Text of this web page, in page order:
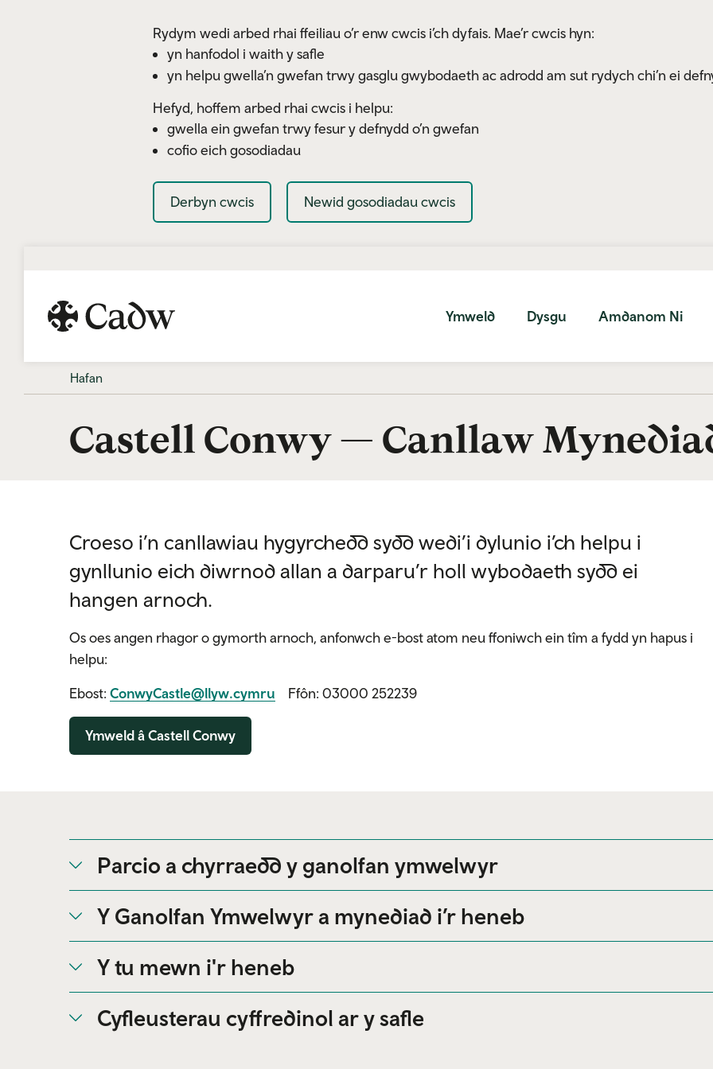
Rydym wedi arbed rhai ffeiliau o’r enw cwcis i’ch dyfais. Mae’r cwcis hyn:
yn hanfodol i waith y safle
yn helpu gwella’n gwefan trwy gasglu gwybodaeth ac adrodd am sut rydych chi’n ei
Hefyd, hoffem arbed rhai cwcis i helpu:
gwella ein gwefan trwy fesur y defnydd o’n gwefan
cofio eich gosodiadau
Derbyn cwcis Newid gosodiadau cwcis
Ymweld Dysgu Amdanom Ni
Hafan
Castell Conwy — Canllaw
Croeso i’n canllawiau hygyrchedd sydd wedi’i dylunio i’ch helpu i
gynllunio eich diwrnod allan a darparu’r holl wybodaeth sydd ei
hangen arnoch.
Os oes angen rhagor o gymorth arnoch, anfonwch e-bost atom neu ffoniwch ein tîm a fydd yn hapus i
helpu:
Ebost: ConwyCastle@llyw.cymru Ffôn: 03000 252239
Ymweld â Castell Conwy
Parcio a chyrraedd y ganolfan ymwelwyr
Y Ganolfan Ymwelwyr a mynediad i’r heneb
Y tu mewn i'r heneb
Cyfleusterau cyffredinol ar y safle